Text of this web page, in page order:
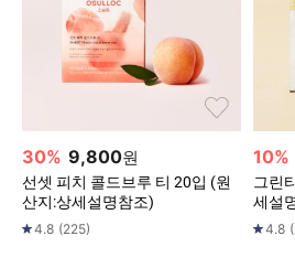
30% 9,800원
선셋 피치 콜드브루 티 20입 (원
산지:상세설명참조)
4.8 (225)
10%
그린
세설
4.8 (